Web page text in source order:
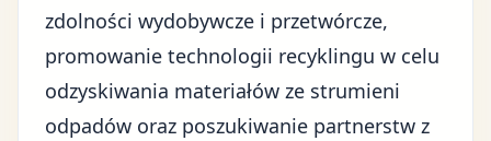
zdolności wydobywcze i przetwórcze,
promowanie technologii recyklingu w celu
odzyskiwania materiałów ze strumieni
odpadów oraz poszukiwanie partnerstw z